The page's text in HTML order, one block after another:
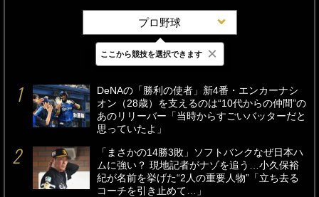
プロ野球
最新 24時間 週間
DeNAの「勝利の使者」新4番・エンカーナシ
オン（28歳）を支えるのは“10代からの仲間”の
あのリリーバー「当時からすごいバッターだと
思っていたよ」
「まさかの14勝3敗」ソフトバンクなぜ日本ハ
ムに強い？ 現地記者がナゾを追う…小久保裕
紀が名前を挙げた“2人の重要人物”「立ち去る
コーチを引き止めて…」
ここから競技を選択できます ×